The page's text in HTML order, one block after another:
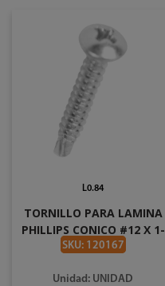
TORNILLO PARA LAMINA
PHILLIPS CONICO #12 X 1-
1/4 PLG FT259P
SKU: 120167
L0.84
Unidad: UNIDAD